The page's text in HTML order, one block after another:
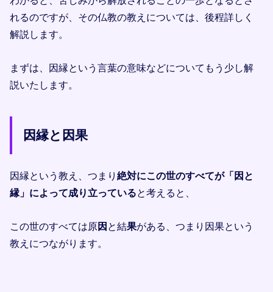
れるのですが、その仏教の教えについては、後程詳しく
解説します。
まずは、因縁という言葉の意味などについてもう少し解
説いたします。
因縁と因果
因縁という教え、つまり絶対にこの世のすべてが「因と
縁」によって成り立っていると考えると、
この世のすべては原因 と結果がある、つまり因果という
教えにつながります。